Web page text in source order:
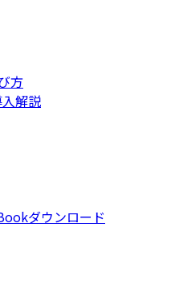
方
解説
ダウンロード